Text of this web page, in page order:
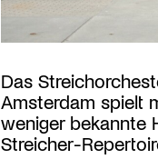
Das
Amsterdam spielt
weniger bekannte
Streicher-